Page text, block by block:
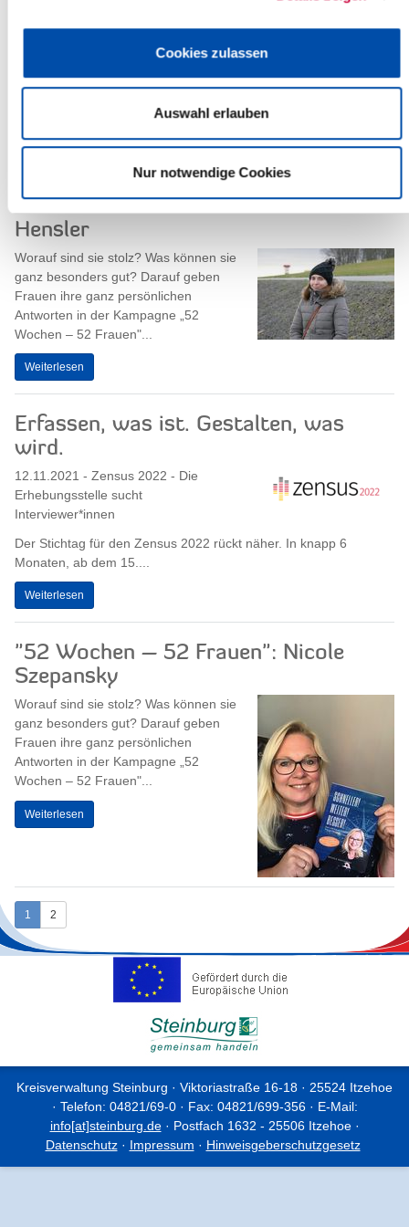
Cookies zulassen
Auswahl erlauben
Nur notwendige Cookies
Verkehrsverbund (hvv) den Kreis Steinburg.
Ab dem 22. November 2021 ist ein Team des hvv...
Weiterlesen
"52 Wochen – 52 Frauen": Irina
Hensler
Worauf sind sie stolz? Was können sie
ganz besonders gut? Darauf geben
Frauen ihre ganz persönlichen
Antworten in der Kampagne „52
Wochen – 52 Frauen"...
Weiterlesen
Erfassen, was ist. Gestalten, was
wird.
12.11.2021 - Zensus 2022 - Die
Erhebungsstelle sucht
Interviewer*innen
Der Stichtag für den Zensus 2022 rückt näher. In knapp 6
Monaten, ab dem 15....
Weiterlesen
"52 Wochen – 52 Frauen": Nicole
Szepansky
Worauf sind sie stolz? Was können sie
ganz besonders gut? Darauf geben
Frauen ihre ganz persönlichen
Antworten in der Kampagne „52
Wochen – 52 Frauen"...
Weiterlesen
1 2
Kreisverwaltung Steinburg · Viktoriastraße 16-18 · 25524 Itzehoe
· Telefon: 04821/69-0 · Fax: 04821/699-356 · E-Mail:
info[at]steinburg.de· Postfach 1632 - 25506 Itzehoe ·
Datenschutz· Impressum · Hinweisgeberschutzgesetz